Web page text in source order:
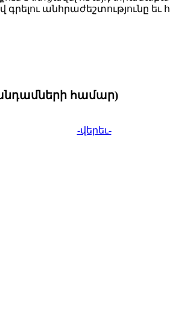
անհրաժեշտությունը եւ
համար)
-վերեւ-